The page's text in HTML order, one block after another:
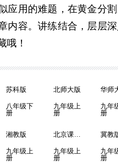
应用的难题，在黄金分
内容。讲练结合，层层
哦！
苏科版
八年级下
册
北师大版
九年级上
册
华师
九年
册
湘教版
九年级上
册
北京课改版
九年级上
册
冀教
九年
册